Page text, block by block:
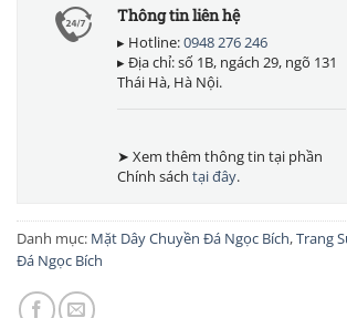
Thông tin liên hệ
▸ Hotline:0948 276 246
▸ Địa chỉ: số 1B, ngách 29, ngõ 131
Thái Hà, Hà Nội.
➤ Xem thêm thông tin tại phần
Chính sách tại đây.
Danh mục: Mặt Dây Chuyền Đá Ngọc Bích,Trang
Đá Ngọc Bích